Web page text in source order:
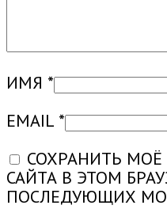
ИМЯ *
EMAIL *
СОХРАНИТЬ МОЁ
САЙТА В ЭТОМ
ПОСЛЕДУЮЩИХ